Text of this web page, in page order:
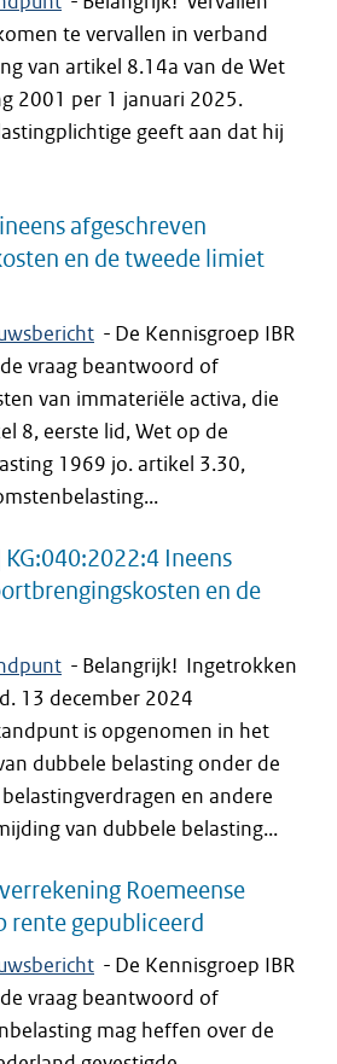
te vervallen in verband
van artikel 8.14a van de Wet
2001 per 1 januari 2025.
geeft aan dat hij
afgeschreven
en de tweede limiet
- De Kennisgroep IBR
vraag beantwoord of
van immateriële activa, die
8, eerste lid, Wet op de
1969 jo. artikel 3.30,
KG:040:2022:4 Ineens
en de
- Belangrijk! Ingetrokken
13 december 2024
is opgenomen in het
dubbele belasting onder de
en andere
van dubbele belasting...
Roemeense
rente gepubliceerd
- De Kennisgroep IBR
vraag beantwoord of
mag heffen over de